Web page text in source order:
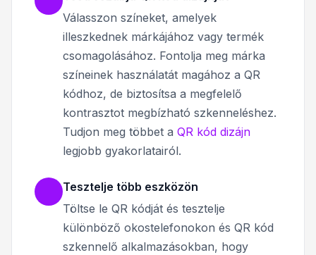
Válasszon színeket, amelyek
illeszkednek márkájához vagy termék
csomagolásához. Fontolja meg márka
színeinek használatát magához a QR
kódhoz, de biztosítsa a megfelelő
kontrasztot megbízható szkenneléshez.
Tudjon meg többet a QR kód dizájn
legjobb gyakorlatairól.
Tesztelje több eszközön
Töltse le QR kódját és tesztelje
különböző okostelefonokon és QR kód
szkennelő alkalmazásokban, hogy